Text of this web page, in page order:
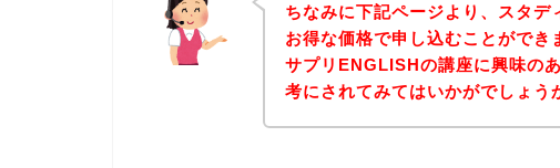
ちなみに下記ページより、スタ
お得な価格で申し込むことができ
サプリENGLISHの講座に興味の
考にされてみてはいかがでしょう